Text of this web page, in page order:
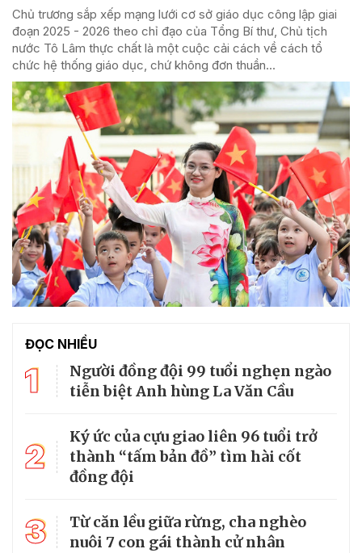
Chủ trương sắp xếp mạng lưới cơ sở giáo dục công lập giai
đoạn 2025 - 2026 theo chỉ đạo của Tổng Bí thư, Chủ tịch
nước Tô Lâm thực chất là một cuộc cải cách về cách tổ
chức hệ thống giáo dục, chứ không đơn thuần...
ĐỌC NHIỀU
1
Người đồng đội 99 tuổi nghẹn ngào
tiễn biệt Anh hùng La Văn Cầu
2
Ký ức của cựu giao liên 96 tuổi trở
thành “tấm bản đồ” tìm hài cốt
đồng đội
3
Từ căn lều giữa rừng, cha nghèo
nuôi 7 con gái thành cử nhân